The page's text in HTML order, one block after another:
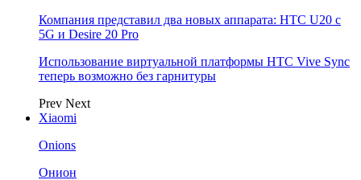
Компания представил два новых аппарата: HTC U20 с
5G и Desire 20 Pro
Использование виртуальной платформы HTC Vive Sync
теперь возможно без гарнитуры
Prev Next
Xiaomi
Onions
Онион